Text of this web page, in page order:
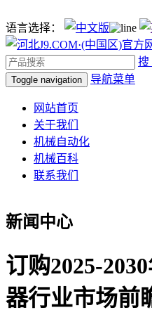
语言选择：
搜
Toggle navigation 导航菜单
网站首页
关于我们
机械自动化
机械百科
联系我们
新闻中心
订购2025-
器行业市场前